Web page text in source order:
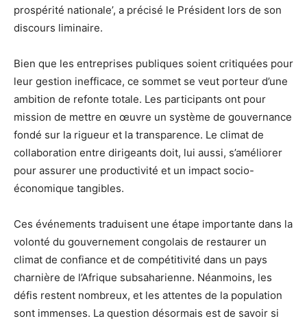
prospérité nationale’, a précisé le Président lors de son
discours liminaire.
Bien que les entreprises publiques soient critiquées pour
leur gestion inefficace, ce sommet se veut porteur d’une
ambition de refonte totale. Les participants ont pour
mission de mettre en œuvre un système de gouvernance
fondé sur la rigueur et la transparence. Le climat de
collaboration entre dirigeants doit, lui aussi, s’améliorer
pour assurer une productivité et un impact socio-
économique tangibles.
Ces événements traduisent une étape importante dans la
volonté du gouvernement congolais de restaurer un
climat de confiance et de compétitivité dans un pays
charnière de l’Afrique subsaharienne. Néanmoins, les
défis restent nombreux, et les attentes de la population
sont immenses. La question désormais est de savoir si